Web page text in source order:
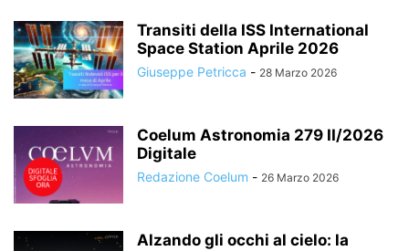
Transiti della ISS International
Space Station Aprile 2026
Giuseppe Petricca - 28 Marzo 2026
Coelum Astronomia 279 II/2026
Digitale
Redazione Coelum - 26 Marzo 2026
Alzando gli occhi al cielo: la